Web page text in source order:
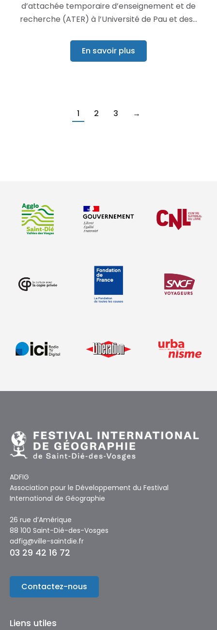
d’attachée temporaire d’enseignement et de
recherche (ATER) à l’Université de Pau et des…
En savoir plus
1 2 3 →
ADFIG
Association pour le Développement du Festival
International de Géographie
26 rue d’Amérique
88 100 Saint-Dié-des-Vosges
adfig@ville-saintdie.fr
03 29 42 16 72
Contactez-nous
Liens utiles